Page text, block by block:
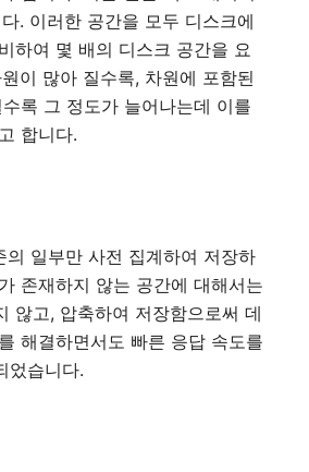
. 이러한 공간을 모두 디스크에
하여 몇 배의 디스크 공간을 요
이 많아 질수록, 차원에 포함된
록 그 정도가 늘어나는데 이를
합니다.
의 일부만 사전 집계하여 저장하
존재하지 않는 공간에 대해서는
않고, 압축하여 저장함으로써 데
해결하면서도 빠른 응답 속도를
었습니다.